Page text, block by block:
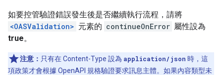
如要控管驗證錯誤發生後是否繼續執行流程，請將
<OASValidation> 元素的 continueOnError 屬性設為
true。
注意： 只有在 Content-Type 設為 application/json 時，這
項政策才會根據 OpenAPI 規格驗證要求訊息主體。如果內容類型未